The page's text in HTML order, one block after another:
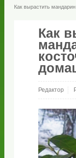
Как вырастить
Как
Редактор